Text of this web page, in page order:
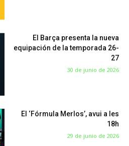
El Barça presenta la nueva
equipación de la temporada 26-
27
30 de junio de 2026
El ‘Fórmula Merlos’, avui a les
18h
29 de junio de 2026